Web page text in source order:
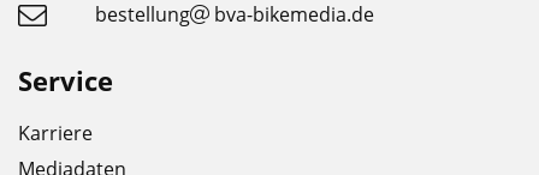
bestellung
bva-bikemedia.de
Service
Karriere
Mediadaten